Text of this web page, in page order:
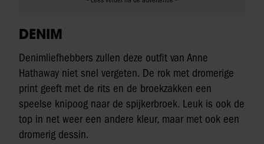
DENIM
Denimliefhebbers zullen deze outfit van Anne
Hathaway niet snel vergeten. De rok met dromerige
print geeft met de rits en de broekzakken een
speelse knipoog naar de spijkerbroek. Leuk is ook de
top in net weer een andere kleur, maar met ook een
dromerig dessin.